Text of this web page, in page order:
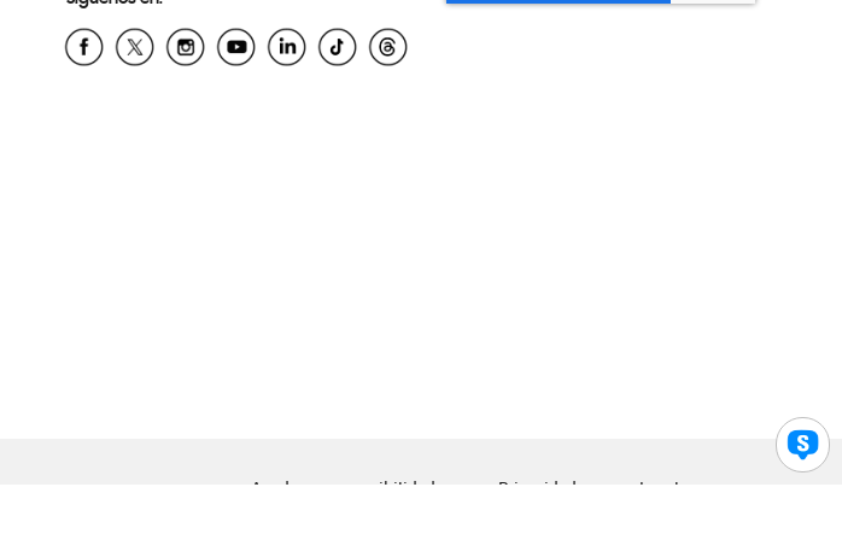
Ayuda para accesibilidad Privacidad Legal